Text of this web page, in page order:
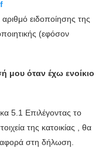
ειδοποίησης της
(εφόσον
όταν έχω ενοίκιο
5.1 Επιλέγοντας το
της κατοικίας , θα
στη δήλωση.